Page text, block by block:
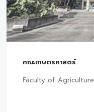
คณะเกษตรศาสตร์
Faculty of Agriculture